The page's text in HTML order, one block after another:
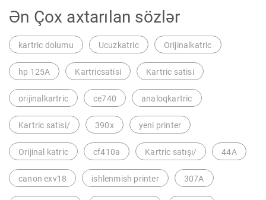
Ən Çox axtarılan sözlər
kartric dolumu Ucuzkatric Orijinalkatric
hp 125A Kartricsatisi Kartric satisi
orijinalkartric ce740 analoqkartric
Kartric satisi/ 390x yeni printer
Orijinal katric cf410a Kartric satışı/ 44A
canon exv18 ishlenmish printer 307A